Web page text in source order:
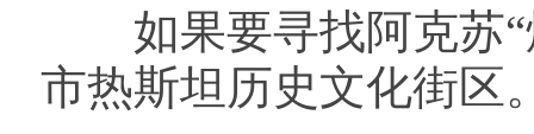
如果要寻找阿克苏“
市热斯坦历史文化街区